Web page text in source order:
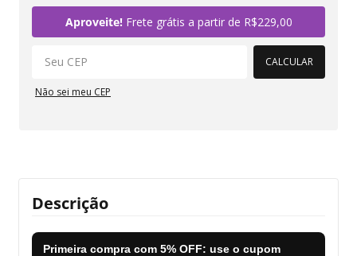
Aproveite!Frete grátis a partir de R$229,00
CALCULAR
Não sei meu CEP
Descrição
Primeira compra com 5% OFF: use o cupom